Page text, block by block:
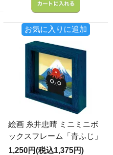
お気に入りに追加
絵画 糸井忠晴 ミニミニボ
ックスフレーム「青ふじ」
1,250円(税込1,375円)